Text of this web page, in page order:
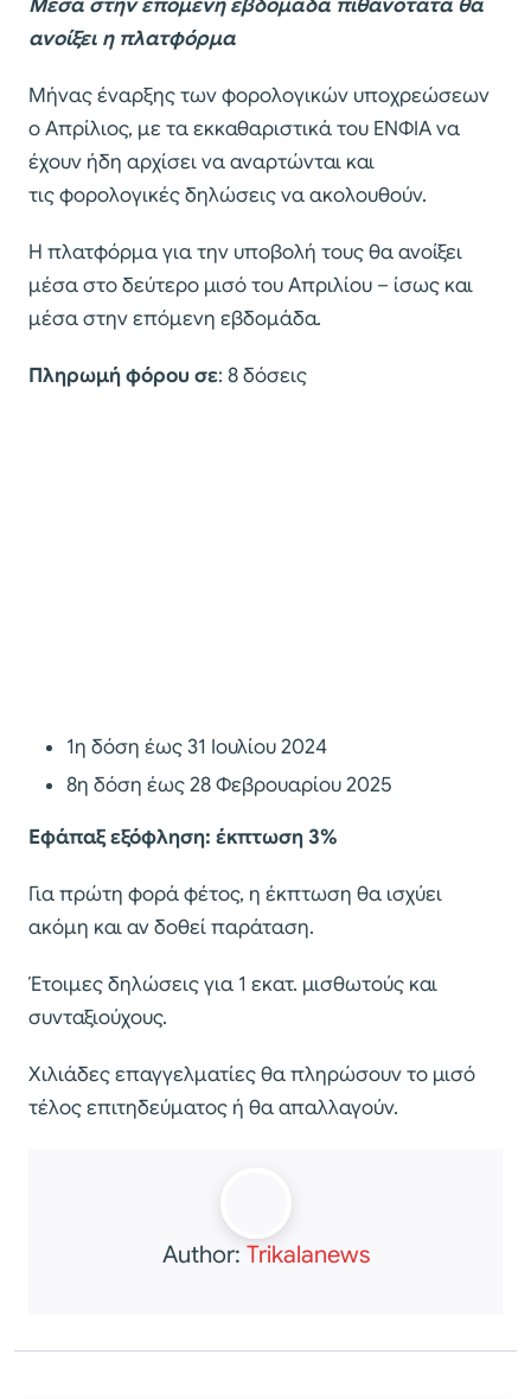
Μέσα στην επόμενη εβδομάδα πιθανότατα θα
ανοίξει η πλατφόρμα
Μήνας έναρξης των φορολογικών υποχρεώσεων
ο Απρίλιος, με τα εκκαθαριστικά του ΕΝΦΙΑ να
έχουν ήδη αρχίσει να αναρτώνται και
τις φορολογικές δηλώσεις να ακολουθούν.
Η πλατφόρμα για την υποβολή τους θα ανοίξει
μέσα στο δεύτερο μισό του Απριλίου – ίσως και
μέσα στην επόμενη εβδομάδα.
Πληρωμή φόρου σε: 8 δόσεις
1η δόση έως 31 Ιουλίου 2024
8η δόση έως 28 Φεβρουαρίου 2025
Εφάπαξ εξόφληση: έκπτωση 3%
Για πρώτη φορά φέτος, η έκπτωση θα ισχύει
ακόμη και αν δοθεί παράταση.
Έτοιμες δηλώσεις για 1 εκατ. μισθωτούς και
συνταξιούχους.
Χιλιάδες επαγγελματίες θα πληρώσουν το μισό
τέλος επιτηδεύματος ή θα απαλλαγούν.
Author: Trikalanews